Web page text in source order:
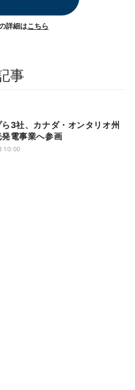
詳細はこちら
事
ら3社、カナダ・オンタリオ州
電事業へ参画
10:00